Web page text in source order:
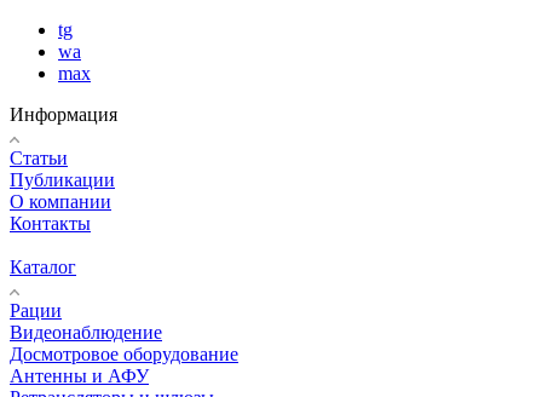
tg
wa
max
Информация
Статьи
Публикации
О компании
Контакты
Каталог
Рации
Видеонаблюдение
Досмотровое оборудование
Антенны и АФУ